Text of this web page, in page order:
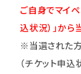
ご自身でマイ
込状況）」から
※当選された
（チケット申